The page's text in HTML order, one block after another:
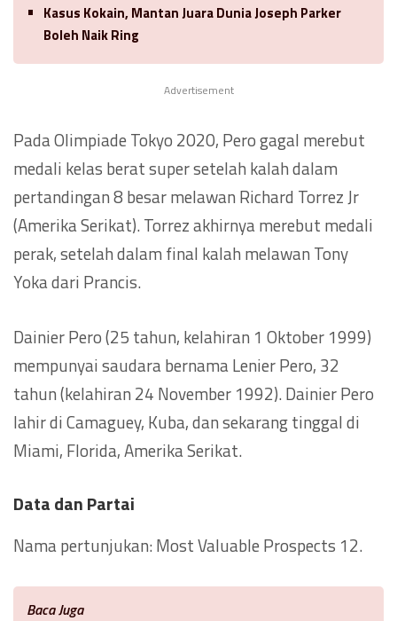
Kasus Kokain, Mantan Juara Dunia Joseph Parker
Boleh Naik Ring
Advertisement
Pada Olimpiade Tokyo 2020, Pero gagal merebut
medali kelas berat super setelah kalah dalam
pertandingan 8 besar melawan Richard Torrez Jr
(Amerika Serikat). Torrez akhirnya merebut medali
perak, setelah dalam final kalah melawan Tony
Yoka dari Prancis.
Dainier Pero (25 tahun, kelahiran 1 Oktober 1999)
mempunyai saudara bernama Lenier Pero, 32
tahun (kelahiran 24 November 1992). Dainier Pero
lahir di Camaguey, Kuba, dan sekarang tinggal di
Miami, Florida, Amerika Serikat.
Data dan Partai
Nama pertunjukan: Most Valuable Prospects 12.
Baca Juga